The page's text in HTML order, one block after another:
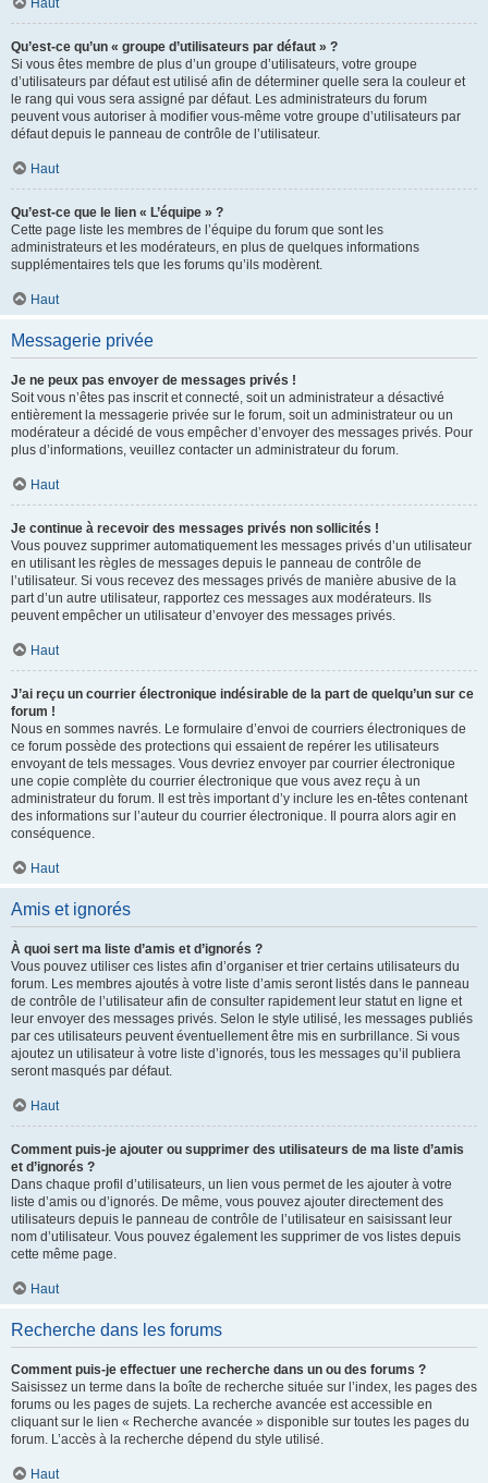
Haut
Qu’est-ce qu’un « groupe d’utilisateurs par défaut » ?
Si vous êtes membre de plus d’un groupe d’utilisateurs, votre groupe
d’utilisateurs par défaut est utilisé afin de déterminer quelle sera la couleur et
le rang qui vous sera assigné par défaut. Les administrateurs du forum
peuvent vous autoriser à modifier vous-même votre groupe d’utilisateurs par
défaut depuis le panneau de contrôle de l’utilisateur.
Haut
Qu’est-ce que le lien « L’équipe » ?
Cette page liste les membres de l’équipe du forum que sont les
administrateurs et les modérateurs, en plus de quelques informations
supplémentaires tels que les forums qu’ils modèrent.
Haut
Messagerie privée
Je ne peux pas envoyer de messages privés !
Soit vous n’êtes pas inscrit et connecté, soit un administrateur a désactivé
entièrement la messagerie privée sur le forum, soit un administrateur ou un
modérateur a décidé de vous empêcher d’envoyer des messages privés. Pour
plus d’informations, veuillez contacter un administrateur du forum.
Haut
Je continue à recevoir des messages privés non sollicités !
Vous pouvez supprimer automatiquement les messages privés d’un utilisateur
en utilisant les règles de messages depuis le panneau de contrôle de
l’utilisateur. Si vous recevez des messages privés de manière abusive de la
part d’un autre utilisateur, rapportez ces messages aux modérateurs. Ils
peuvent empêcher un utilisateur d’envoyer des messages privés.
Haut
J’ai reçu un courrier électronique indésirable de la part de quelqu’un sur ce
forum !
Nous en sommes navrés. Le formulaire d’envoi de courriers électroniques de
ce forum possède des protections qui essaient de repérer les utilisateurs
envoyant de tels messages. Vous devriez envoyer par courrier électronique
une copie complète du courrier électronique que vous avez reçu à un
administrateur du forum. Il est très important d’y inclure les en-têtes contenant
des informations sur l’auteur du courrier électronique. Il pourra alors agir en
conséquence.
Haut
Amis et ignorés
À quoi sert ma liste d’amis et d’ignorés ?
Vous pouvez utiliser ces listes afin d’organiser et trier certains utilisateurs du
forum. Les membres ajoutés à votre liste d’amis seront listés dans le panneau
de contrôle de l’utilisateur afin de consulter rapidement leur statut en ligne et
leur envoyer des messages privés. Selon le style utilisé, les messages publiés
par ces utilisateurs peuvent éventuellement être mis en surbrillance. Si vous
ajoutez un utilisateur à votre liste d’ignorés, tous les messages qu’il publiera
seront masqués par défaut.
Haut
Comment puis-je ajouter ou supprimer des utilisateurs de ma liste d’amis
et d’ignorés ?
Dans chaque profil d’utilisateurs, un lien vous permet de les ajouter à votre
liste d’amis ou d’ignorés. De même, vous pouvez ajouter directement des
utilisateurs depuis le panneau de contrôle de l’utilisateur en saisissant leur
nom d’utilisateur. Vous pouvez également les supprimer de vos listes depuis
cette même page.
Haut
Recherche dans les forums
Comment puis-je effectuer une recherche dans un ou des forums ?
Saisissez un terme dans la boîte de recherche située sur l’index, les pages des
forums ou les pages de sujets. La recherche avancée est accessible en
cliquant sur le lien « Recherche avancée » disponible sur toutes les pages du
forum. L’accès à la recherche dépend du style utilisé.
Haut